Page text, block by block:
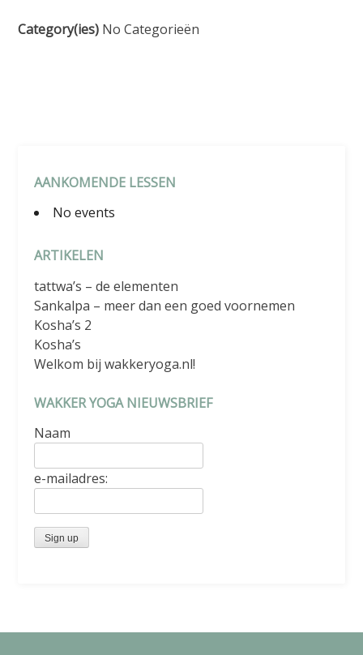
Category(ies) No Categorieën
AANKOMENDE LESSEN
No events
ARTIKELEN
tattwa’s – de elementen
Sankalpa – meer dan een goed voornemen
Kosha’s 2
Kosha’s
Welkom bij wakkeryoga.nl!
WAKKER YOGA NIEUWSBRIEF
Naam
e-mailadres: